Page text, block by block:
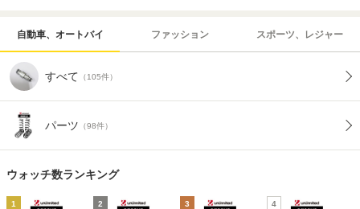
自動車、オートバイ ファッション スポーツ、レジャー
すべて （105件）
パーツ （98件）
ウォッチ数ランキング
1 2 3 4